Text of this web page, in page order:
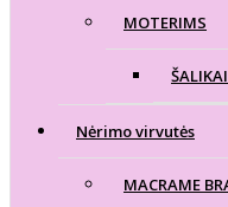
MOTERIMS
Nėrimo virvutės
MACRAME